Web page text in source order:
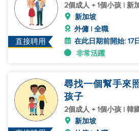
直接聘用
2個成人 + 1個小孩 | 新
新加坡
外傭 | 全職
在此日期前開始: 17
非常活躍
尋找一個幫手來
孩子
2個成人 + 1個小孩 | 韓
新加坡